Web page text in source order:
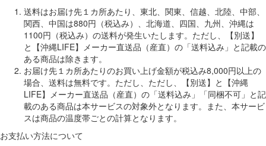
送料はお届け先１カ所あたり、東北、関東、信越、北陸、中部、
関西、中国は880円（税込み）、北海道、四国、九州、沖縄は
1100円（税込み）の送料が発生いたします。ただし、【別送】
と【沖縄LIFE】メーカー直送品（産直）の「送料込み」と記載の
ある商品は除きます。
お届け先１カ所あたりのお買い上げ金額が税込み8,000円以上の
場合、送料は無料です。ただし、ただし、【別送】と【沖縄
LIFE】メーカー直送品（産直）の「送料込み」「同梱不可」と記
載のある商品は本サービスの対象外となります。また、本サービ
スは商品の温度帯ごとの計算となります。
お支払い方法について